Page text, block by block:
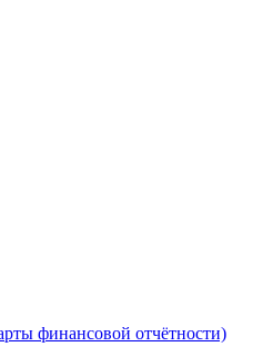
финансовой отчётности)